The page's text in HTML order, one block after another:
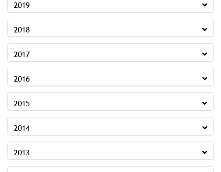
2019
2018
2017
2016
2015
2014
2013